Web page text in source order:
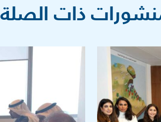
ذات الصلة